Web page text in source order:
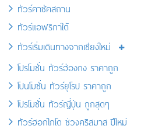
ทัวร์คาซัคสถาน
ทัวร์แอฟริกาใต้
ทัวร์เริ่มเดินทางจากเชียงใหม่
โปรโมชั่น ทัวร์ฮ่องกง ราคาถูก
โปนโมชั่น ทัวร์ยุโรป ราคาถูก
โปรโมชั่น ทัวร์ญี่ปุ่น ถูกสุดๆ
ทัวร์ฮอกไกโด ช่วงคริสมาส ปีใหม่